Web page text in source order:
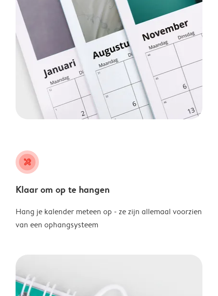
tools
Klaar om op te hangen
Hang je kalender meteen op - ze zijn allemaal voorzien
van een ophangsysteem